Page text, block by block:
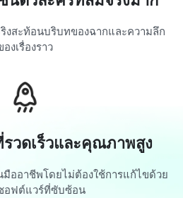
งสะท้อนบริบทของฉากและความลึก
องเรื่องราว
รวดเร็วและคุณภาพสูง
มืออาชีพโดยไม่ต้องใช้การแก้ไขด้วย
อฟต์แวร์ที่ซับซ้อน